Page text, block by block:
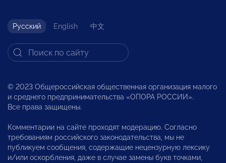
Русский English 中文
© 2023 Общероссийская общественная организация малого
и среднего предпринимательства «ОПОРА РОССИИ».
Все права защищены.
Комментарии на сайте проходят модерацию. Согласно
требованиям российского законодательства, мы не
публикуем сообщения, содержащие нецензурную лексику
и/или оскорбления, даже в случае замены букв точками,